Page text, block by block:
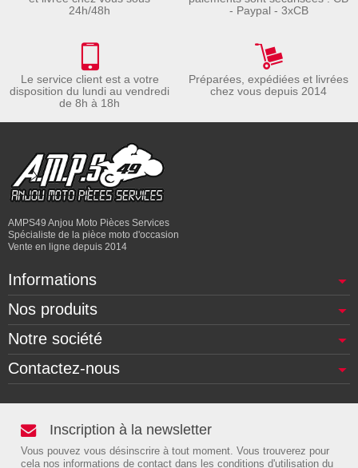
24h/48h
- Paypal - 3xCB
Le service client est a votre
disposition du lundi au vendredi
de 8h à 18h
Préparées, expédiées et livrées
chez vous depuis 2014
AMPS49 Anjou Moto Pièces Services
Spécialiste de la pièce moto d'occasion
Vente en ligne depuis 2014
Informations
Nos produits
Notre société
Contactez-nous
Inscription à la newsletter
Vous pouvez vous désinscrire à tout moment. Vous trouverez pour
cela nos informations de contact dans les conditions d'utilisation du